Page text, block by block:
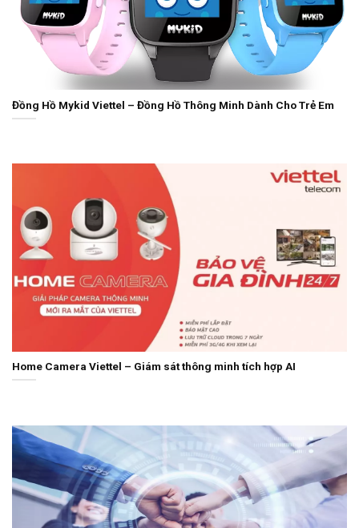
Đồng Hồ Mykid Viettel – Đồng Hồ Thông Minh Dành Cho Trẻ Em
Home Camera Viettel – Giám sát thông minh tích hợp AI